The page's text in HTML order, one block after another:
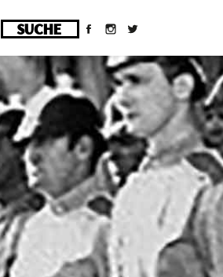
/homepages/10/d43051023/htdocs/